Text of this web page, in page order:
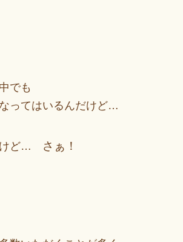
でも
ってはいるんだけど…
けど… さぁ！